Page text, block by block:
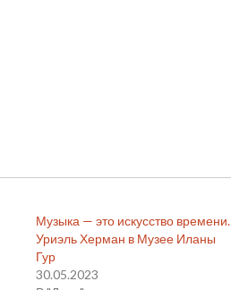
Музыка — это искусство времени.
Уриэль Херман в Музее Иланы
Гур
30.05.2023